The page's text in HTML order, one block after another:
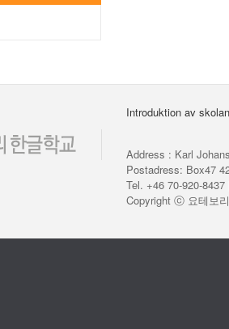
Introduktion av skolan
Address : Karl
Postadress: Box47
Tel. +46 70-920-
Copyright ⓒ 요테보